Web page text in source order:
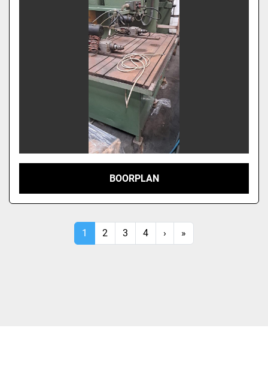
BOORPLAN
1 2 3 4 › »